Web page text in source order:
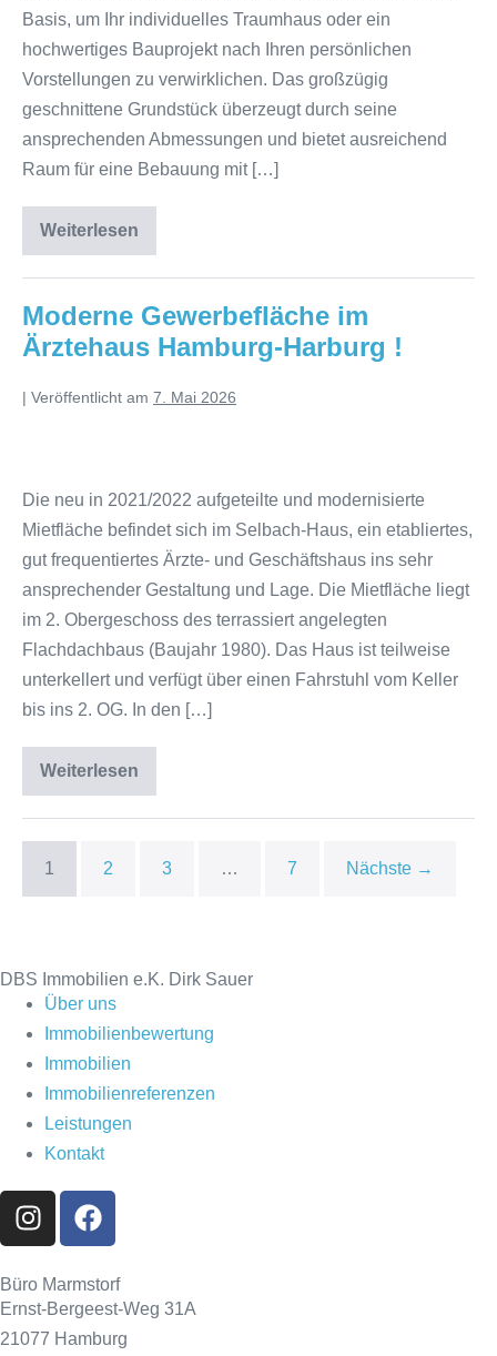
Basis, um Ihr individuelles Traumhaus oder ein
hochwertiges Bauprojekt nach Ihren persönlichen
Vorstellungen zu verwirklichen. Das großzügig
geschnittene Grundstück überzeugt durch seine
ansprechenden Abmessungen und bietet ausreichend
Raum für eine Bebauung mit […]
Weiterlesen
Moderne Gewerbefläche im
Ärztehaus Hamburg-Harburg !
| Veröffentlicht am 7. Mai 2026
Die neu in 2021/2022 aufgeteilte und modernisierte
Mietfläche befindet sich im Selbach-Haus, ein etabliertes,
gut frequentiertes Ärzte- und Geschäftshaus ins sehr
ansprechender Gestaltung und Lage. Die Mietfläche liegt
im 2. Obergeschoss des terrassiert angelegten
Flachdachbaus (Baujahr 1980). Das Haus ist teilweise
unterkellert und verfügt über einen Fahrstuhl vom Keller
bis ins 2. OG. In den […]
Weiterlesen
1 2 3 … 7 Nächste →
DBS Immobilien e.K. Dirk Sauer
Über uns
Immobilienbewertung
Immobilien
Immobilienreferenzen
Leistungen
Kontakt
Büro Marmstorf
Ernst-Bergeest-Weg 31A
21077 Hamburg